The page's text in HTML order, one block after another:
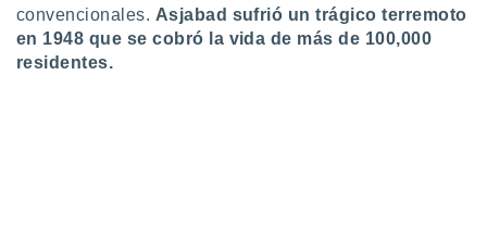
similares
convencionales. Asjabad sufrió un trágico terremoto
en 1948 que se cobró la vida de más de 100,000
residentes.